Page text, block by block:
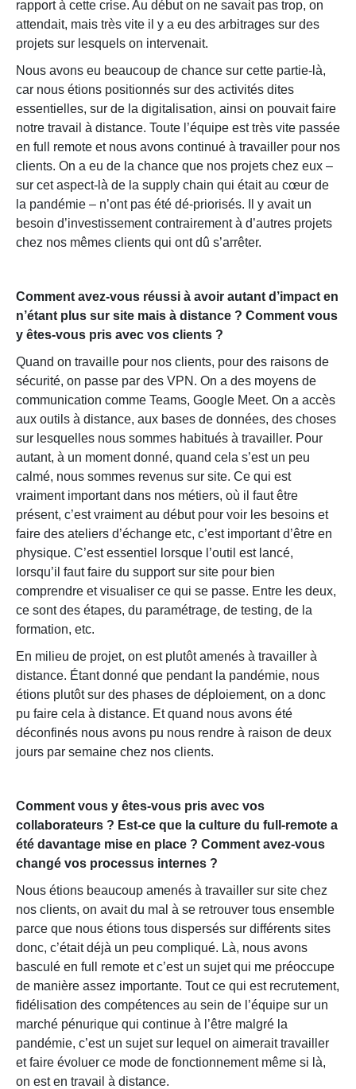
rapport à cette crise. Au début on ne savait pas trop, on
attendait, mais très vite il y a eu des arbitrages sur des
projets sur lesquels on intervenait.
Nous avons eu beaucoup de chance sur cette partie-là,
car nous étions positionnés sur des activités dites
essentielles, sur de la digitalisation, ainsi on pouvait faire
notre travail à distance. Toute l’équipe est très vite passée
en full remote et nous avons continué à travailler pour nos
clients. On a eu de la chance que nos projets chez eux –
sur cet aspect-là de la supply chain qui était au cœur de
la pandémie – n’ont pas été dé-priorisés. Il y avait un
besoin d’investissement contrairement à d’autres projets
chez nos mêmes clients qui ont dû s’arrêter.
Comment avez-vous réussi à avoir autant d’impact en
n’étant plus sur site mais à distance ? Comment vous
y êtes-vous pris avec vos clients ?
Quand on travaille pour nos clients, pour des raisons de
sécurité, on passe par des VPN. On a des moyens de
communication comme Teams, Google Meet. On a accès
aux outils à distance, aux bases de données, des choses
sur lesquelles nous sommes habitués à travailler. Pour
autant, à un moment donné, quand cela s’est un peu
calmé, nous sommes revenus sur site. Ce qui est
vraiment important dans nos métiers, où il faut être
présent, c’est vraiment au début pour voir les besoins et
faire des ateliers d’échange etc, c’est important d’être en
physique. C’est essentiel lorsque l’outil est lancé,
lorsqu’il faut faire du support sur site pour bien
comprendre et visualiser ce qui se passe. Entre les deux,
ce sont des étapes, du paramétrage, de testing, de la
formation, etc.
En milieu de projet, on est plutôt amenés à travailler à
distance. Étant donné que pendant la pandémie, nous
étions plutôt sur des phases de déploiement, on a donc
pu faire cela à distance. Et quand nous avons été
déconfinés nous avons pu nous rendre à raison de deux
jours par semaine chez nos clients.
Comment vous y êtes-vous pris avec vos
collaborateurs ? Est-ce que la culture du full-remote a
été davantage mise en place ? Comment avez-vous
changé vos processus internes ?
Nous étions beaucoup amenés à travailler sur site chez
nos clients, on avait du mal à se retrouver tous ensemble
parce que nous étions tous dispersés sur différents sites
donc, c’était déjà un peu compliqué. Là, nous avons
basculé en full remote et c’est un sujet qui me préoccupe
de manière assez importante. Tout ce qui est recrutement,
fidélisation des compétences au sein de l’équipe sur un
marché pénurique qui continue à l’être malgré la
pandémie, c’est un sujet sur lequel on aimerait travailler
et faire évoluer ce mode de fonctionnement même si là,
on est en travail à distance.